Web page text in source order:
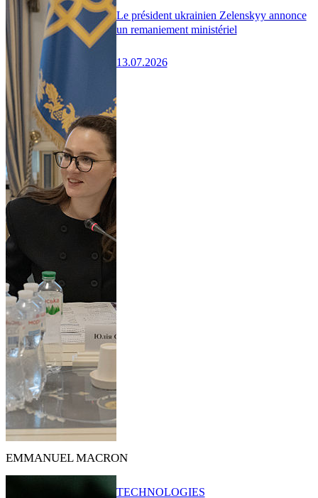
Le président ukrainien Zelenskyy annonce
un remaniement ministériel
13.07.2026
EMMANUEL MACRON
TECHNOLOGIES